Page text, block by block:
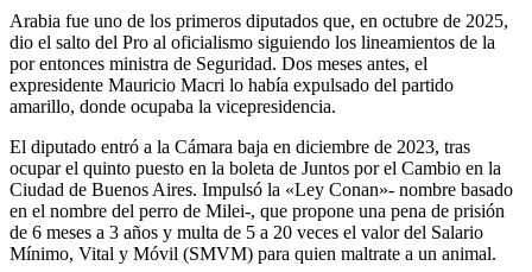
Arabia fue uno de los primeros diputados que, en octubre de 2025,
dio el salto del Pro al oficialismo siguiendo los lineamientos de la
por entonces ministra de Seguridad. Dos meses antes, el
expresidente Mauricio Macri lo había expulsado del partido
amarillo, donde ocupaba la vicepresidencia.
El diputado entró a la Cámara baja en diciembre de 2023, tras
ocupar el quinto puesto en la boleta de Juntos por el Cambio en la
Ciudad de Buenos Aires. Impulsó la «Ley Conan»- nombre basado
en el nombre del perro de Milei-, que propone una pena de prisión
de 6 meses a 3 años y multa de 5 a 20 veces el valor del Salario
Mínimo, Vital y Móvil (SMVM) para quien maltrate a un animal.